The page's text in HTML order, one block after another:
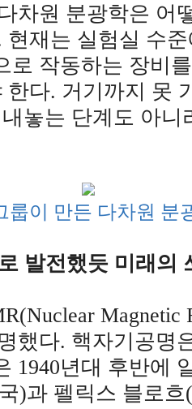
차원 분광학은 어
현재는 실험실 수
로 작동하는 장비
한다. 거기까지 못
놓는 단계도 아니
룹이 만든 다차원 분
발전했듯 미래의
Magnetic
했다. 핵자기공명
1940년대 후반에
)과 펠릭스 블로